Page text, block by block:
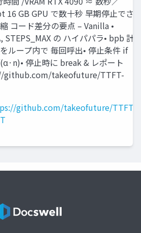
16 GB GPU で数十秒 早期停止でさ
コード差分の要点 – Vanilla •
STEPS_MAX の ハイパパラ• bpb 計
ループ内で 毎回呼出• 停止条件 if
停止時に break & レポート
github.com/takeofuture/TTFT-
github.com/takeofuture/TTFT-